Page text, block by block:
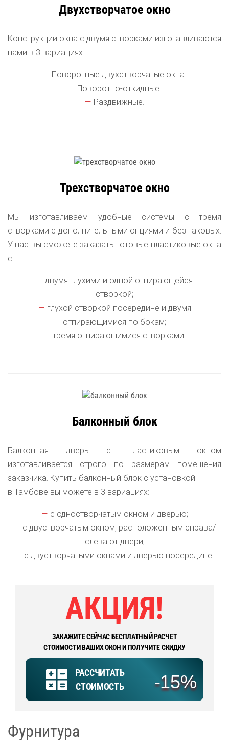
Двухстворчатое окно
Конструкции окна с двумя створками изготавливаются
нами в 3 вариациях:
Поворотные двухстворчатые окна.
Поворотно-откидные.
Раздвижные.
Трехстворчатое окно
Мы изготавливаем удобные системы с тремя
створками с дополнительными опциями и без таковых.
У нас вы сможете заказать готовые пластиковые окна
с:
двумя глухими и одной отпирающейся
створкой;
глухой створкой посередине и двумя
отпирающимися по бокам;
тремя отпирающимися створками.
Балконный блок
Балконная дверь с пластиковым окном
изготавливается строго по размерам помещения
заказчика. Купить балконный блок с установкой
в Тамбове вы можете в 3 вариациях:
с одностворчатым окном и дверью;
с двустворчатым окном, расположенным справа/
слева от двери;
с двустворчатыми окнами и дверью посередине.
АКЦИЯ!
ЗАКАЖИТЕ СЕЙЧАС БЕСПЛАТНЫЙ РАСЧЕТ
СТОИМОСТИ ВАШИХ ОКОН И ПОЛУЧИТЕ СКИДКУ
-15%
РАССЧИТАТЬ
СТОИМОСТЬ
Фурнитура